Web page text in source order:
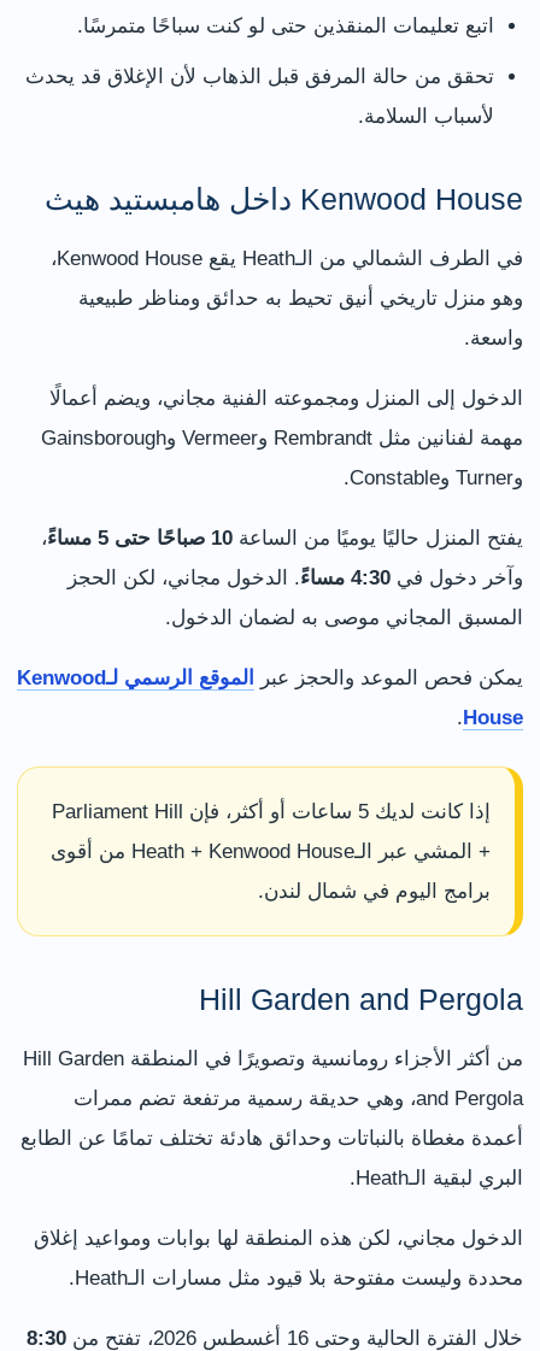
اتبع تعليمات المنقذين حتى لو كنت سباحًا متمرسًا.
تحقق من حالة المرفق قبل الذهاب لأن الإغلاق قد يحدث
لأسباب السلامة.
Kenwood House داخل هامبستيد هيث
في الطرف الشمالي من الـHeath يقع Kenwood House،
وهو منزل تاريخي أنيق تحيط به حدائق ومناظر طبيعية
واسعة.
الدخول إلى المنزل ومجموعته الفنية مجاني، ويضم أعمالًا
مهمة لفنانين مثل Rembrandt وVermeer وGainsborough
وTurner وConstable.
يفتح المنزل حاليًا يوميًا من الساعة 10 صباحًا حتى 5 مساءً
،
وآخر دخول في 4:30 مساءً
. الدخول مجاني، لكن الحجز
المسبق المجاني موصى به لضمان الدخول.
يمكن فحص الموعد والحجز عبر
الموقع الرسمي لـKenwood
House
.
إذا كانت لديك 5 ساعات أو أكثر، فإن Parliament Hill
+ المشي عبر الـHeath + Kenwood House من أقوى
برامج اليوم في شمال لندن.
Hill Garden and Pergola
من أكثر الأجزاء رومانسية وتصويرًا في المنطقة Hill Garden
and Pergola، وهي حديقة رسمية مرتفعة تضم ممرات
أعمدة مغطاة بالنباتات وحدائق هادئة تختلف تمامًا عن الطابع
البري لبقية الـHeath.
الدخول مجاني، لكن هذه المنطقة لها بوابات ومواعيد إغلاق
محددة وليست مفتوحة بلا قيود مثل مسارات الـHeath.
خلال الفترة الحالية وحتى 16 أغسطس 2026، تفتح من
8:30